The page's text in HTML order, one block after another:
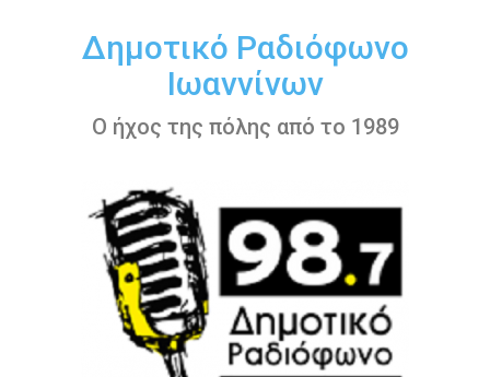
περιεχόμενοΔημοτικό Ραδιόφωνο
Ιωαννίνων
Ο ήχος της πόλης από το 1989